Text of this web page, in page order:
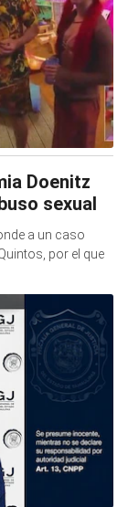
Doenitz
sexual
a un caso
por el que